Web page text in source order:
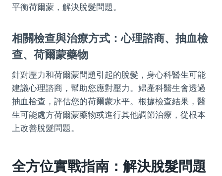
平衡荷爾蒙，解決脫髮問題。
相關檢查與治療方式：心理諮商、抽血檢
查、荷爾蒙藥物
針對壓力和荷爾蒙問題引起的脫髮，身心科醫生可能
建議心理諮商，幫助您應對壓力。婦產科醫生會透過
抽血檢查，評估您的荷爾蒙水平。根據檢查結果，醫
生可能處方荷爾蒙藥物或進行其他調節治療，從根本
上改善脫髮問題。
全方位實戰指南：解決脫髮問題